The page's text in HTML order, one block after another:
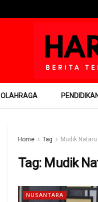
OLAHRAGA PENDIDIKAN
Home Tag Mudik
Tag: Mudik
NUSANTARA